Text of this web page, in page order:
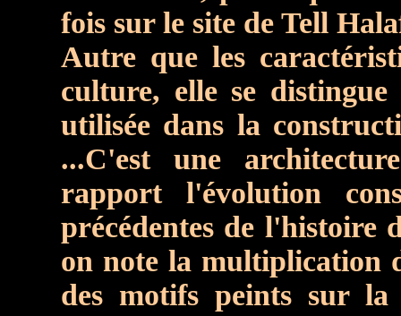
fois sur le site de Tell
Autre que les
culture, elle se
utilisée dans la
...C'est une
rapport l'évolution
précédentes de l'histoire
on note la multiplication
des motifs peints sur